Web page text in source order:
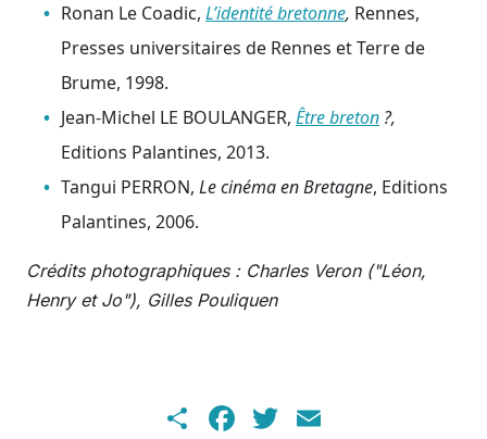
Ronan Le Coadic, L’identité bretonne, Rennes,
Presses universitaires de Rennes et Terre de
Brume, 1998.
Jean-Michel LE BOULANGER, Être breton ?,
Editions Palantines, 2013.
Tangui PERRON, Le cinéma en Bretagne, Editions
Palantines, 2006.
Crédits photographiques : Charles Veron ("Léon,
Henry et Jo"), Gilles Pouliquen
ShareFacebook
Twitter